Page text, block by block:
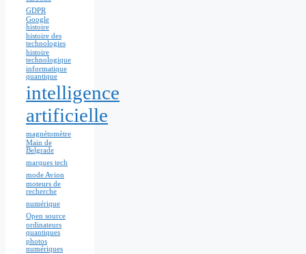
GDPR
Google
histoire
histoire des
technologies
histoire
technologique
informatique
quantique
intelligence
artificielle
magnétomètre
Main de
Belgrade
marques tech
mode Avion
moteurs de
recherche
numérique
Open source
ordinateurs
quantiques
photos
numériques